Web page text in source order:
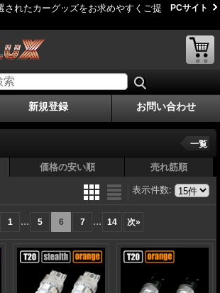
されたカーグッズをお求めやすくご提
PCサイト
新規登録 お問い合わせ
一覧
価格の安い順 売れ筋順
表示件数:
1 ... 5 6 7 ... 14 次»